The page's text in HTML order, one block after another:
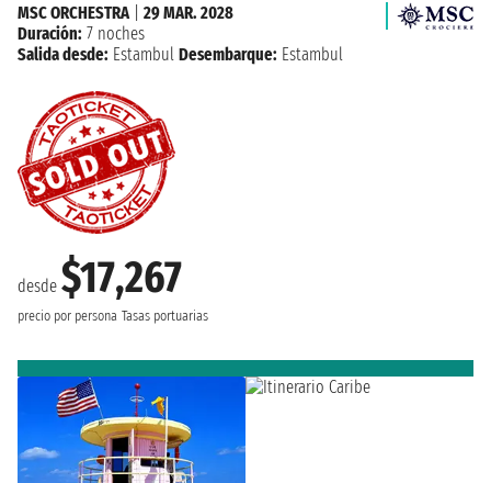
desde $17,267
precio por persona Tasas portuarias
MSC ORCHESTRA
29 MAR. 2028
Duración: 7 noches
Salida desde: Estambul Desembarque: Estambul